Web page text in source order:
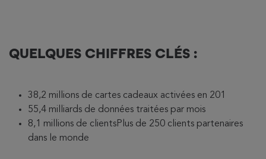
QUELQUES CHIFFRES CLÉS :
38,2 millions de cartes cadeaux activées en 201
55,4 milliards de données traitées par mois
8,1 millions de clientsPlus de 250 clients partenaires
dans le monde